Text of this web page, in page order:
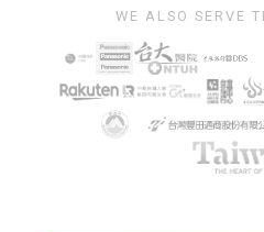
WE ALSO SERVE